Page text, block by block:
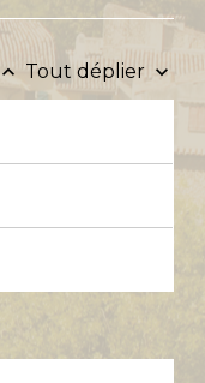
keyboard_arrow_up Tout déplier keyboard_arrow_down